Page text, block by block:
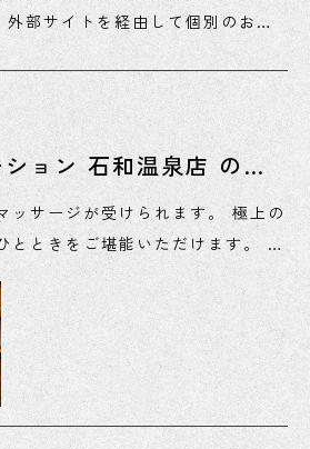
ョン 石和温泉店 のご
ッサージが受けられます。 極上の
とときをご堪能いただけます。 ※
術を行います。 ※ 店頭での直接の
終
※ このページは
の予約システムを利用していま